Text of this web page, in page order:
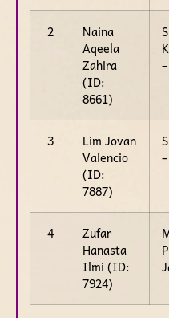
2
Naina
Aqeela
Zahira
(ID:
8661)
3
Lim Jovan
Valencio
(ID:
7887)
4
Zufar
Hanasta
Ilmi (ID:
7924)